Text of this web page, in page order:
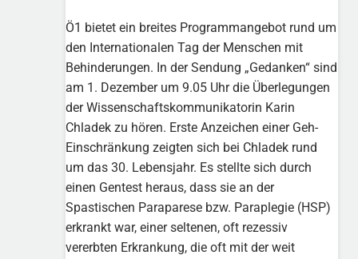
Ö1 bietet ein breites Programmangebot rund um
den Internationalen Tag der Menschen mit
Behinderungen. In der Sendung „Gedanken“ sind
am 1. Dezember um 9.05 Uhr die Überlegungen
der Wissenschaftskommunikatorin Karin
Chladek zu hören. Erste Anzeichen einer Geh-
Einschränkung zeigten sich bei Chladek rund
um das 30. Lebensjahr. Es stellte sich durch
einen Gentest heraus, dass sie an der
Spastischen Paraparese bzw. Paraplegie (HSP)
erkrankt war, einer seltenen, oft rezessiv
vererbten Erkrankung, die oft mit der weit